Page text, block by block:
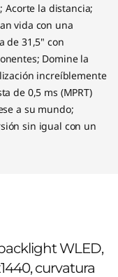
Acorte la distancia;
vida con una
de 31,5" con
Domine la
increíblemente
de 0,5 ms (MPRT)
a su mundo;
sin igual con un
WLED,
curvatura